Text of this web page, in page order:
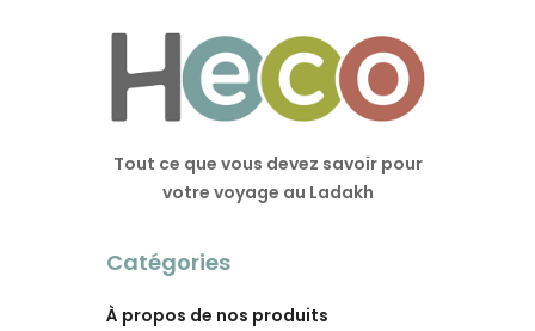
Tout ce que vous devez savoir pour
votre voyage au Ladakh
Catégories
À propos de nos produits